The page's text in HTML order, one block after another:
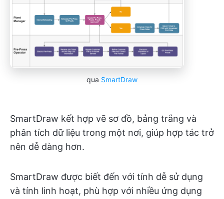
qua SmartDraw
SmartDraw kết hợp vẽ sơ đồ, bảng trắng và
phân tích dữ liệu trong một nơi, giúp hợp tác trở
nên dễ dàng hơn.
SmartDraw được biết đến với tính dễ sử dụng
và tính linh hoạt, phù hợp với nhiều ứng dụng